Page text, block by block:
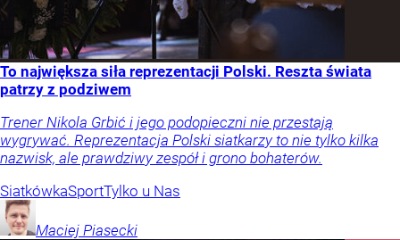
To największa siła reprezentacji Polski. Reszta świata
patrzy z podziwem
Trener Nikola Grbić i jego podopieczni nie przestają
wygrywać. Reprezentacja Polski siatkarzy to nie tylko kilka
nazwisk, ale prawdziwy zespół i grono bohaterów.
SiatkówkaSportTylko u Nas
Maciej Piasecki